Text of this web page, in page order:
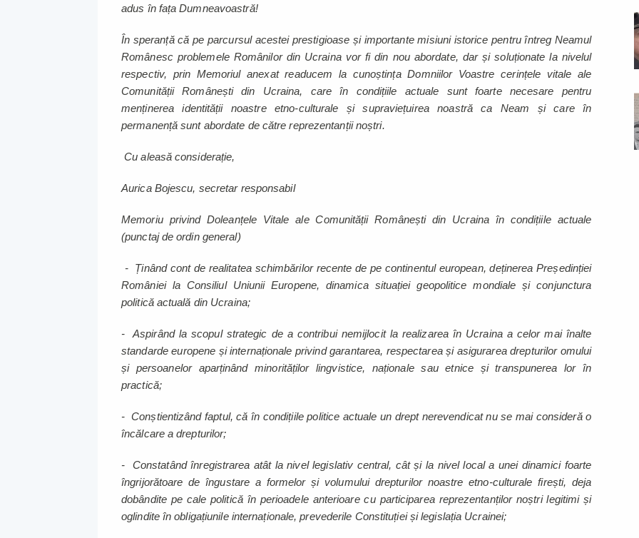
adus în fața Dumneavoastră!
În speranță că pe parcursul acestei prestigioase și importante misiuni istorice pentru întreg Neamul
Românesc problemele Românilor din Ucraina vor fi din nou abordate, dar și soluționate la nivelul
respectiv, prin Memoriul anexat readucem la cunoștința Domniilor Voastre cerințele vitale ale
Comunității Românești din Ucraina, care în condițiile actuale sunt foarte necesare pentru
menținerea identității noastre etno-culturale și supraviețuirea noastră ca Neam și care în
permanență sunt abordate de către reprezentanții noștri.
Cu aleasă considerație,
Aurica Bojescu, secretar responsabil
Memoriu privind Doleanțele Vitale ale Comunității Românești din Ucraina în condițiile actuale
(punctaj de ordin general)
- Ținând cont de realitatea schimbărilor recente de pe continentul european, deținerea Președinției
României la Consiliul Uniunii Europene, dinamica situației geopolitice mondiale și conjunctura
politică actuală din Ucraina;
- Aspirând la scopul strategic de a contribui nemijlocit la realizarea în Ucraina a celor mai înalte
standarde europene și internaționale privind garantarea, respectarea și asigurarea drepturilor omului
și persoanelor aparținând minorităților lingvistice, naționale sau etnice și transpunerea lor în
practică;
- Conștientizând faptul, că în condițiile politice actuale un drept nerevendicat nu se mai consideră o
încălcare a drepturilor;
- Constatând înregistrarea atât la nivel legislativ central, cât și la nivel local a unei dinamici foarte
îngrijorătoare de îngustare a formelor și volumului drepturilor noastre etno-culturale firești, deja
dobândite pe cale politică în perioadele anterioare cu participarea reprezentanților noștri legitimi și
oglindite în obligațiunile internaționale, prevederile Constituției și legislația Ucrainei;